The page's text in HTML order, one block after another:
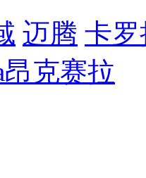
迈腾 卡罗
克赛拉